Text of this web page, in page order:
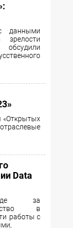
данными
зрелости
«Открытых
Data
за
в
работы с